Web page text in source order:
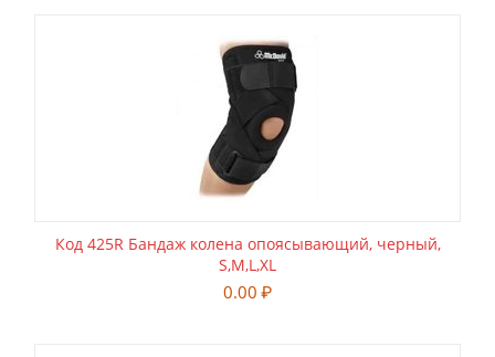
Код 425R Бандаж колена опоясывающий, черный,
S,M,L,XL
0.00 ₽